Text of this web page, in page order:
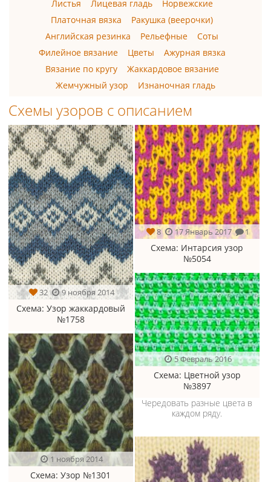
Листья
Лицевая гладь
Норвежские
Платочная вязка
Ракушка (веерочки)
Английская резинка
Рельефные
Соты
Филейное вязание
Цветы
Ажурная вязка
Вязание по кругу
Жаккардовое вязание
Жемчужный узор
Изнаночная гладь
Схемы узоров с описанием
32 9 ноября 2014
Схема: Узор жаккардовый
№1758
8 17 Январь 2017 1
Схема: Интарсия узор
№5054
5 Февраль 2016
Схема: Цветной узор
№3897
Чередовать разные цвета в
каждом ряду.
1 ноября 2014
Схема: Узор №1301